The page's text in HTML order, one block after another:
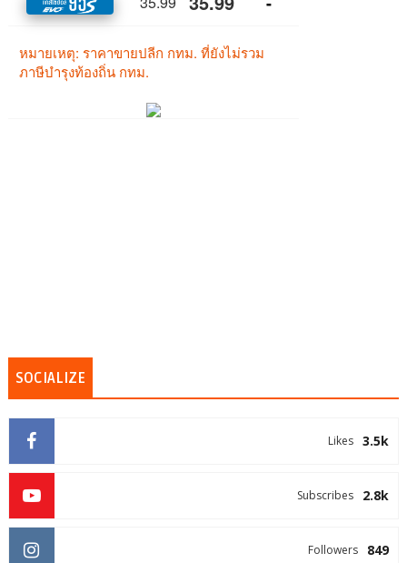
SOCIALIZE
3.5k
Likes
2.8k
Subscribes
849
Followers